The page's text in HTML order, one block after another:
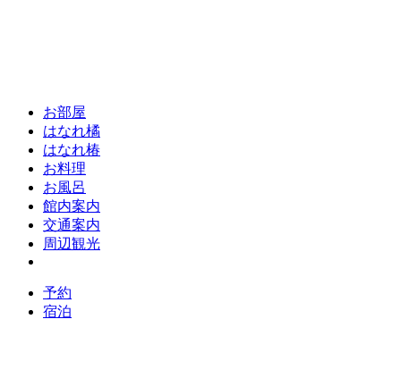
お部屋
はなれ橘
はなれ椿
お料理
お風呂
館内案内
交通案内
周辺観光
予約
宿泊